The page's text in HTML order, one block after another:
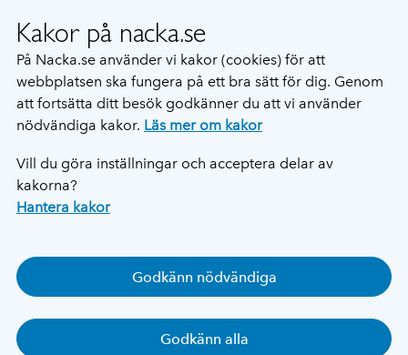
Kakor på nacka.se
På Nacka.se använder vi kakor (cookies) för att
webbplatsen ska fungera på ett bra sätt för dig. Genom
att fortsätta ditt besök godkänner du att vi använder
nödvändiga kakor. Läs mer om kakor
Vill du göra inställningar och acceptera delar av
kakorna?
Hantera kakor
Godkänn nödvändiga
Godkänn alla